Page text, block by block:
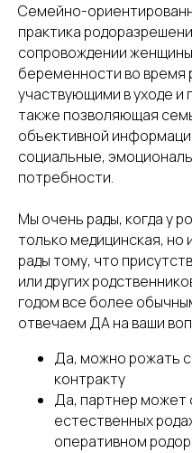
Семейно-
практика
сопровождении
беременности во время
участвующими в уходе
также позволяющая
объективной
социальные,
потребности.
Мы очень рады, когда у
только медицинская,
рады тому, что
или других
годом все более
отвечаем ДА на ваши
Да, можно рожать
контракту
Да, партнер может
естественных
оперативном